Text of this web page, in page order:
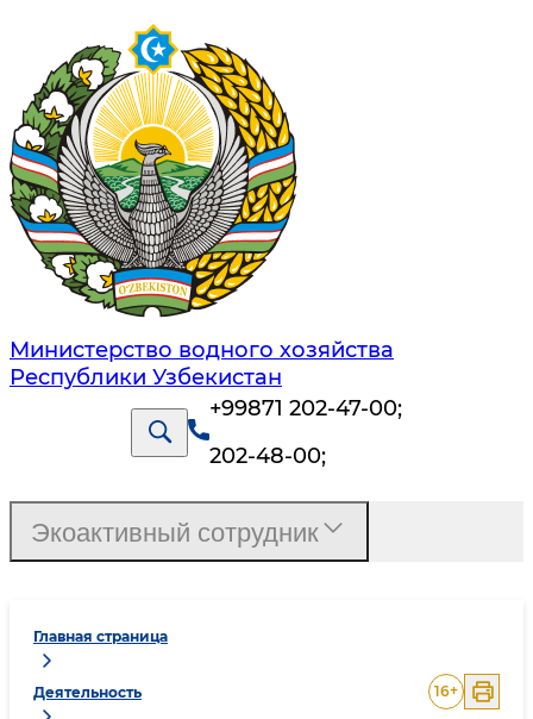
Министерство водного хозяйства
Республики Узбекистан
+99871 202-47-00;
202-48-00;
Главная страница
Деятельность 16+
Экоактивный сотрудник